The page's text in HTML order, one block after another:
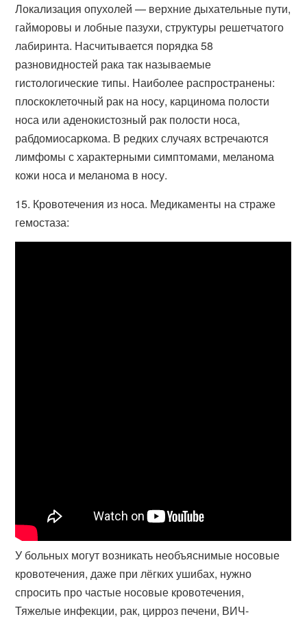
Локализация опухолей — верхние дыхательные пути,
гайморовы и лобные пазухи, структуры решетчатого
лабиринта. Насчитывается порядка 58
разновидностей рака так называемые
гистологические типы. Наиболее распространены:
плоскоклеточный рак на носу, карцинома полости
носа или аденокистозный рак полости носа,
рабдомиосаркома. В редких случаях встречаются
лимфомы с характерными симптомами, меланома
кожи носа и меланома в носу.
15. Кровотечения из носа. Медикаменты на страже
гемостаза:
У больных могут возникать необъяснимые носовые
кровотечения, даже при лёгких ушибах, нужно
спросить про частые носовые кровотечения,
Тяжелые инфекции, рак, цирроз печени, ВИЧ-